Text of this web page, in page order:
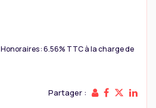
Honoraires : 6.56% TTC à la charge de
Partager :